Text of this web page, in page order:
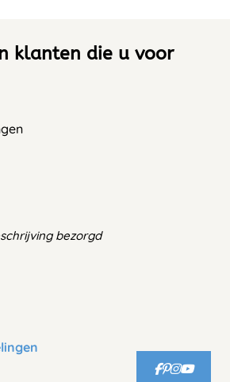
klanten die u voor
bezorgd